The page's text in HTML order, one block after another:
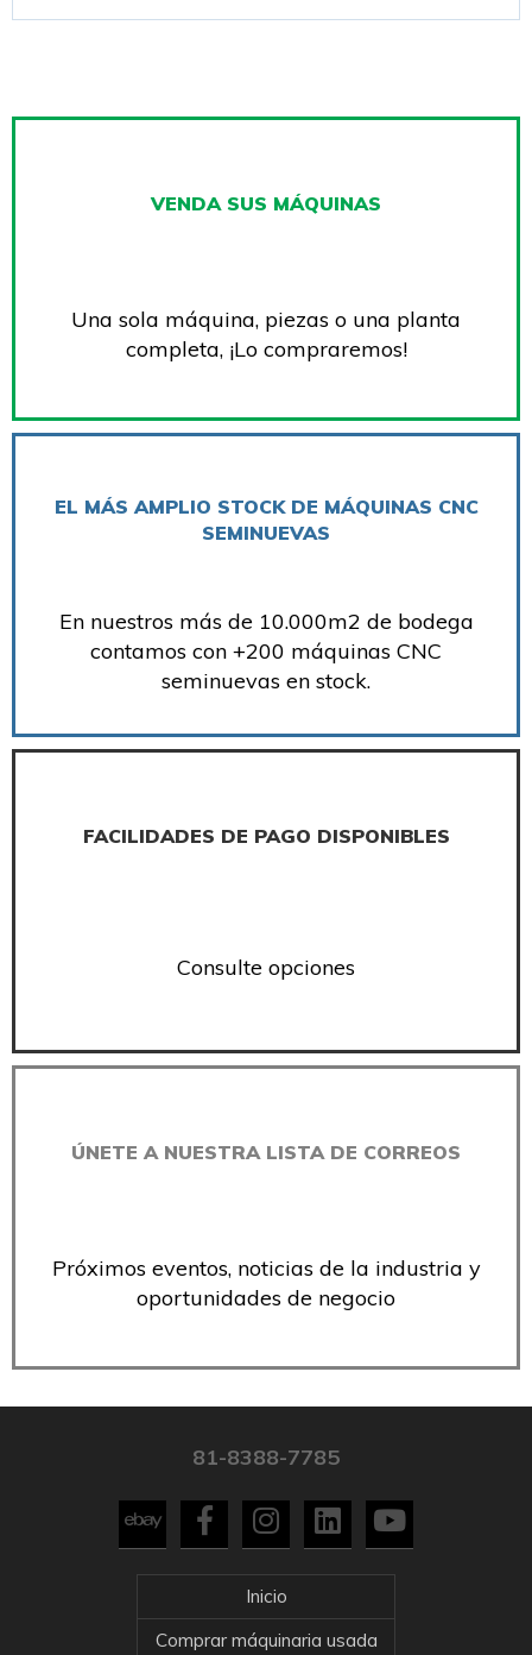
VENDA SUS MÁQUINAS
Una sola máquina, piezas o una planta
completa, ¡Lo compraremos!
EL MÁS AMPLIO STOCK DE MÁQUINAS CNC
SEMINUEVAS
En nuestros más de 10.000m2 de bodega
contamos con +200 máquinas CNC
seminuevas en stock.
FACILIDADES DE PAGO DISPONIBLES
Consulte opciones
ÚNETE A NUESTRA LISTA DE CORREOS
Próximos eventos, noticias de la industria y
oportunidades de negocio
81-8388-7785
Inicio
Comprar máquinaria usada